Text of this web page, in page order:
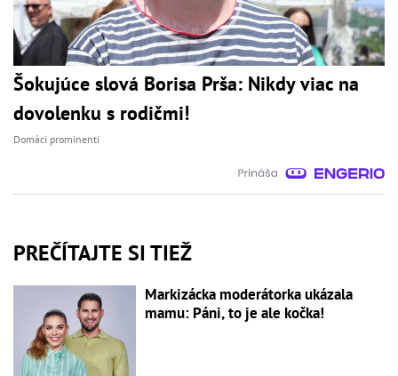
Šokujúce slová Borisa Prša: Nikdy viac na
dovolenku s rodičmi!
Domáci prominenti
PREČÍTAJTE SI TIEŽ
Markizácka moderátorka ukázala
mamu: Páni, to je ale kočka!